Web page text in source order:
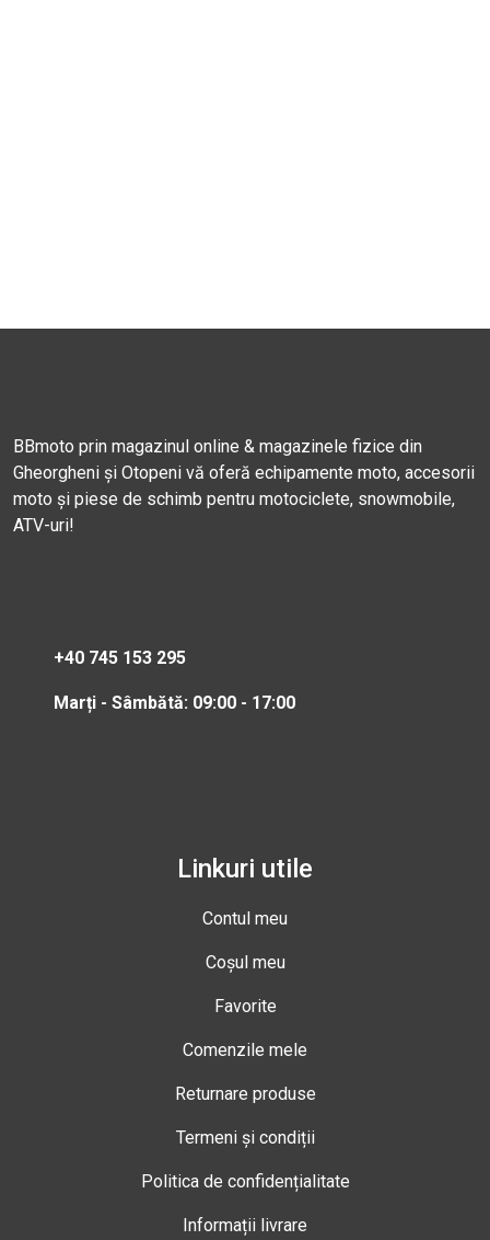
BBmoto prin magazinul online & magazinele fizice din
Gheorgheni și Otopeni vă oferă echipamente moto, accesorii
moto și piese de schimb pentru motociclete, snowmobile,
ATV-uri!
+40 745 153 295
Marți - Sâmbătă: 09:00 - 17:00
Linkuri utile
Contul meu
Coșul meu
Favorite
Comenzile mele
Returnare produse
Termeni și condiții
Politica de confidențialitate
Informații livrare